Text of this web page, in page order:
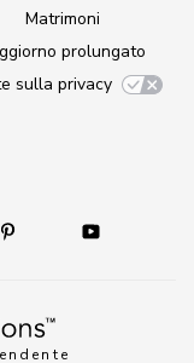
Matrimoni
prolungato
sulla privacy